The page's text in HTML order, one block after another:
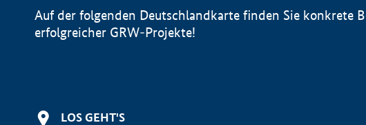
Auf der folgenden Deutschlandkarte finden Sie konkrete
erfolgreicher GRW-Projekte!
LOS GEHT'S